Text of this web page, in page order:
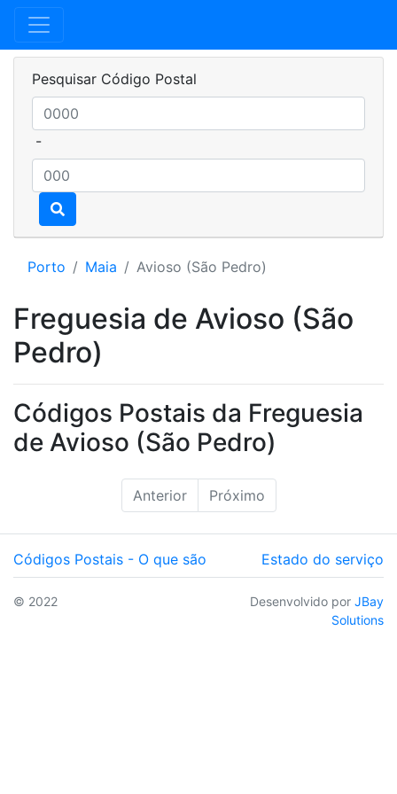
Pesquisar Código Postal
-
Porto Maia Avioso (São Pedro)
Freguesia de Avioso (São
Pedro)
Códigos Postais da Freguesia
de Avioso (São Pedro)
Anterior Próximo
Códigos Postais - O que são Estado do serviço
© 2022 Desenvolvido por JBay
Solutions